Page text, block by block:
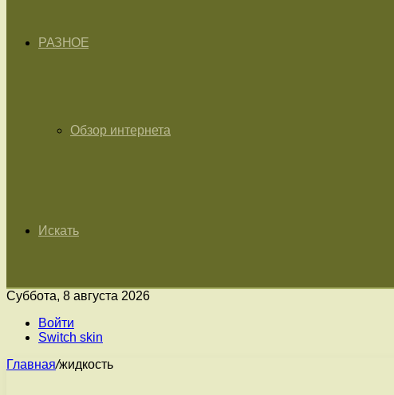
РАЗНОЕ
Обзор интернета
Искать
Суббота, 8 августа 2026
Войти
Switch skin
Главная/жидкость